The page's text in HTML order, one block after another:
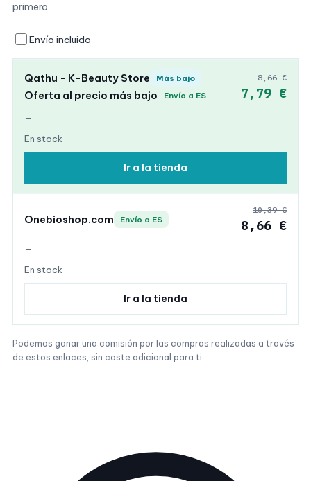
primero
Envío incluido
Qathu - K-Beauty Store Más bajo
Oferta al precio más bajo Envío a ES
—
En stock
8,66 €
7,79 €
Ir a la tienda
Onebioshop.com Envío a ES
—
En stock
10,39 €
8,66 €
Ir a la tienda
Podemos ganar una comisión por las compras realizadas a través
de estos enlaces, sin coste adicional para ti.